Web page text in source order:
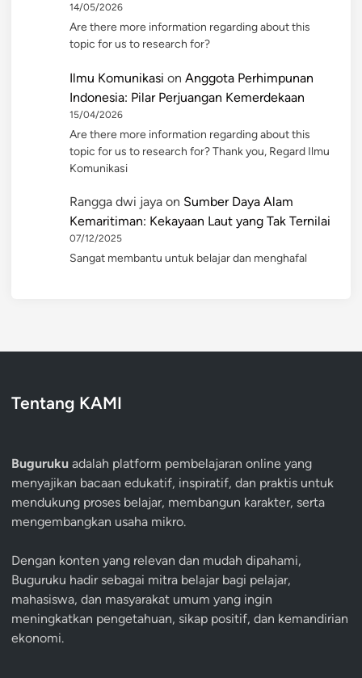
14/05/2026
Are there more information regarding about this
topic for us to research for?
Ilmu Komunikasi on Anggota Perhimpunan
Indonesia: Pilar Perjuangan Kemerdekaan
15/04/2026
Are there more information regarding about this
topic for us to research for? Thank you, Regard Ilmu
Komunikasi
Rangga dwi jaya on Sumber Daya Alam
Kemaritiman: Kekayaan Laut yang Tak Ternilai
07/12/2025
Sangat membantu untuk belajar dan menghafal
Tentang KAMI
Buguruku adalah platform pembelajaran online yang
menyajikan bacaan edukatif, inspiratif, dan praktis untuk
mendukung proses belajar, membangun karakter, serta
mengembangkan usaha mikro.
Dengan konten yang relevan dan mudah dipahami,
Buguruku hadir sebagai mitra belajar bagi pelajar,
mahasiswa, dan masyarakat umum yang ingin
meningkatkan pengetahuan, sikap positif, dan kemandirian
ekonomi.